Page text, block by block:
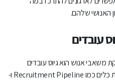
האנושי שלהם.
עובדים
אנוש הוא גיוס עובדים
מתאימים בצורה יעילה. מאנדיי מספקת כלים כמו Recruitment Pipeline ו-